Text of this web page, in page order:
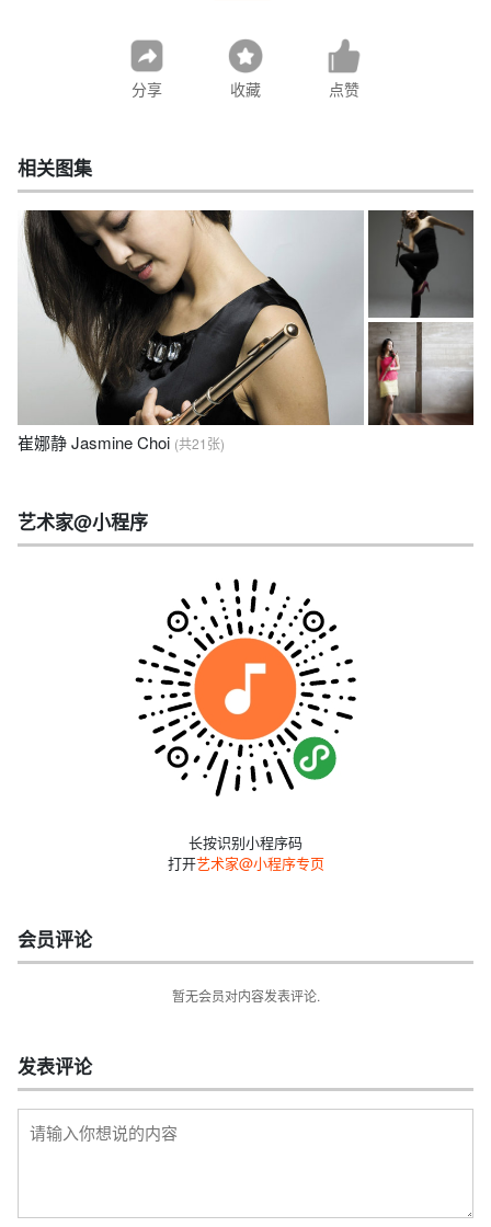
分享 收藏 点赞
相关图集
崔娜静 Jasmine Choi (共21张)
艺术家@小程序
长按识别小程序码
打开艺术家@小程序专页
会员评论
暂无会员对内容发表评论.
发表评论